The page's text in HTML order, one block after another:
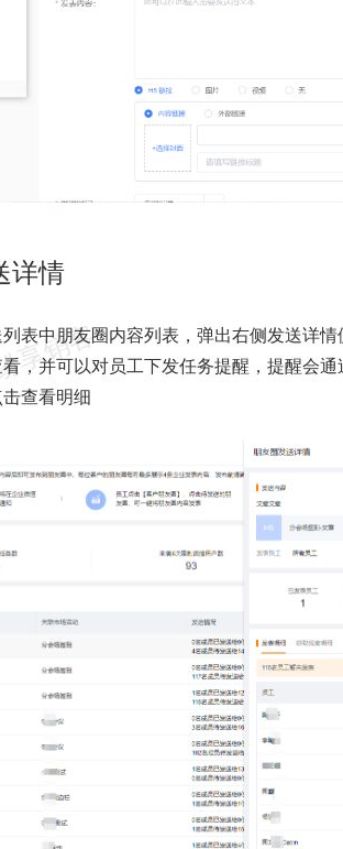
详情
表中朋友圈内容列表，弹出右侧发送详
，并可以对员工下发任务提醒，提醒会
查看明细